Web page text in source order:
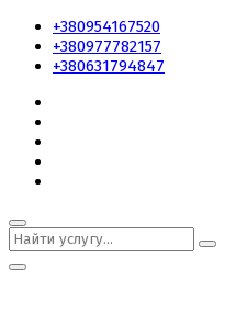
+380954167520
+380977782157
+380631794847